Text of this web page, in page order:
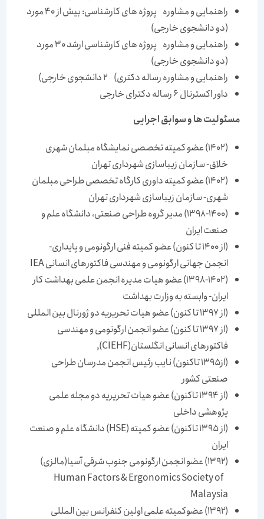
راهنمایی و مشاوره پروژه های کارشناسی: بیش از 40 مورد
(دو دانشجوی خارجی)
راهنمایی و مشاوره پروژه های کارشناسی ارشد 30 مورد
(دو دانشجوی خارجی)
راهنمایی و مشاوره رساله دکتری) 2 دانشجوی خارجی)
داور اکسترنال 6 رساله دکترای خارجی
مسئولیت ها و سوابق اجرایی
(1402) عضو کمیته تخصصی نمایشگاه مبلمان شهری
خلاق- سازمان زیباسازی شهرداری تهران
(1402) عضو کمیته داوری کارگاه تخصصی طراحی مبلمان
شهری- سازمان زیباسازی شهرداری تهران
(1398-1400) مدیر گروه طراحی صنعتی، دانشگاه علم و
صنعت ایران
(از 1400 تا کنون) عضو کمیته فنی ارگونومی و پایداری-
انجمن جهانی ارگونومی و مهندسی فاکتورهای انسانی IEA
(1398-1402) عضو هیات مدیره انجمن علمی بهداشت کار
ایران- وابسته به وزارت بهداشت
(از 1397 تا کنون) عضو انجمن ارگونومی و مهندسی
فاکتورهای انسانی انگلستان(CIEHF),
(از1395 تاکنون) نایب رئیس انجمن مدرسان طراحی
صنعتی کشور
(از 1394 تاکنون) عضو هیات تحریریه دو مجله علمی
پژوهشی داخلی
(از 1395 تاکنون) عضو کمیته (HSE) دانشگاه علم و صنعت
(۱۳۹۲) عضو انجمن ارگونومی جنوب شرقی آسیا(مالزی)
Human Factors & Ergonomics Society of
Malaysia
(۱۳۹۲) عضوکمیته علمی اولین کنفرانس بین المللی